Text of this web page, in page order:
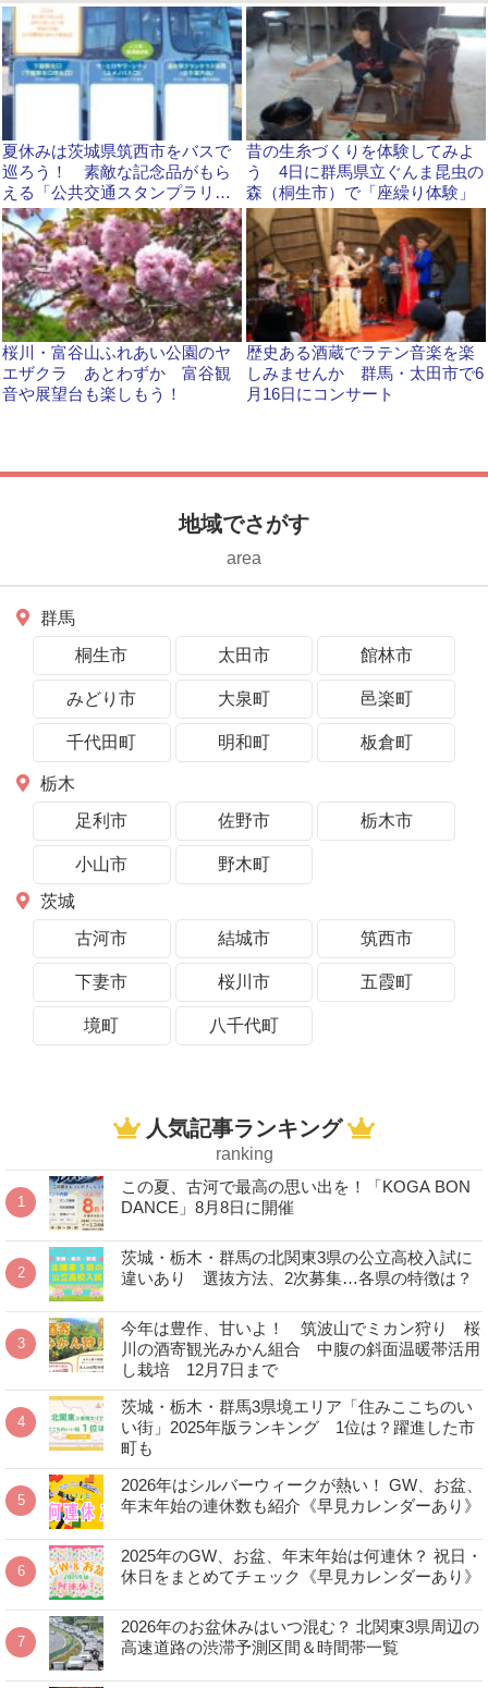
夏休みは茨城県筑西市をバスで
巡ろう！ 素敵な記念品がもら
える「公共交通スタンプラリ
ー」開催中
昔の生糸づくりを体験してみよ
う 4日に群馬県立ぐんま昆虫の
森（桐生市）で「座繰り体験」
桜川・富谷山ふれあい公園のヤ
エザクラ あとわずか 富谷観
音や展望台も楽しもう！
歴史ある酒蔵でラテン音楽を楽
しみませんか 群馬・太田市で6
月16日にコンサート
地域でさがす
area
群馬
桐生市
太田市 館林市
みどり市 大泉町 邑楽町
千代田町 明和町 板倉町
栃木
足利市
佐野市 栃木市
小山市
野木町
茨城
古河市
結城市 筑西市
下妻市 桜川市 五霞町
境町 八千代町
人気記事ランキング
ranking
この夏、古河で最高の思い出を！「KOGA BON
DANCE」8月8日に開催
茨城・栃木・群馬の北関東3県の公立高校入試に
違いあり 選抜方法、2次募集…各県の特徴は？
今年は豊作、甘いよ！ 筑波山でミカン狩り 桜
川の酒寄観光みかん組合 中腹の斜面温暖帯活用
し栽培 12月7日まで
茨城・栃木・群馬3県境エリア「住みここちのい
い街」2025年版ランキング 1位は？躍進した市
町も
2026年はシルバーウィークが熱い！ GW、お盆、
年末年始の連休数も紹介《早見カレンダーあり》
2025年のGW、お盆、年末年始は何連休？ 祝日・
休日をまとめてチェック《早見カレンダーあり》
2026年のお盆休みはいつ混む？ 北関東3県周辺の
高速道路の渋滞予測区間＆時間帯一覧